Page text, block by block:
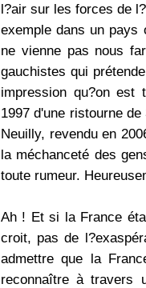
l?air sur les forces de
exemple dans un
ne vienne pas nous
gauchistes qui
impression qu?on est
1997 d'une ristourne
Neuilly, revendu en
la méchanceté des
toute rumeur.
Ah ! Et si la France
croit, pas de
admettre que la
reconnaître à travers